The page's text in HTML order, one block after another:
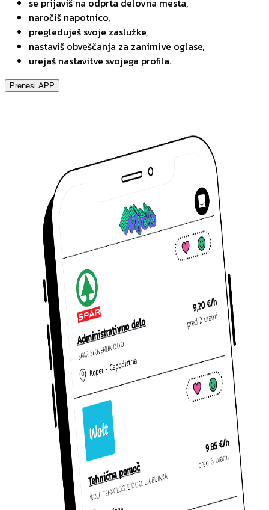
naročiš napotnico,
pregleduješ svoje zaslužke,
nastaviš obveščanja za zanimive oglase,
urejaš nastavitve svojega profila.
Prenesi APP